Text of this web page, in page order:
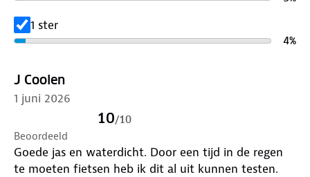
Lever het in bij onze winkels. Wij geven er een
nieuwe bestemming aan.
1 ster
4%
J Coolen
1 juni 2026
10/10
Beoordeeld
Goede jas en waterdicht. Door een tijd in de regen
te moeten fietsen heb ik dit al uit kunnen testen.